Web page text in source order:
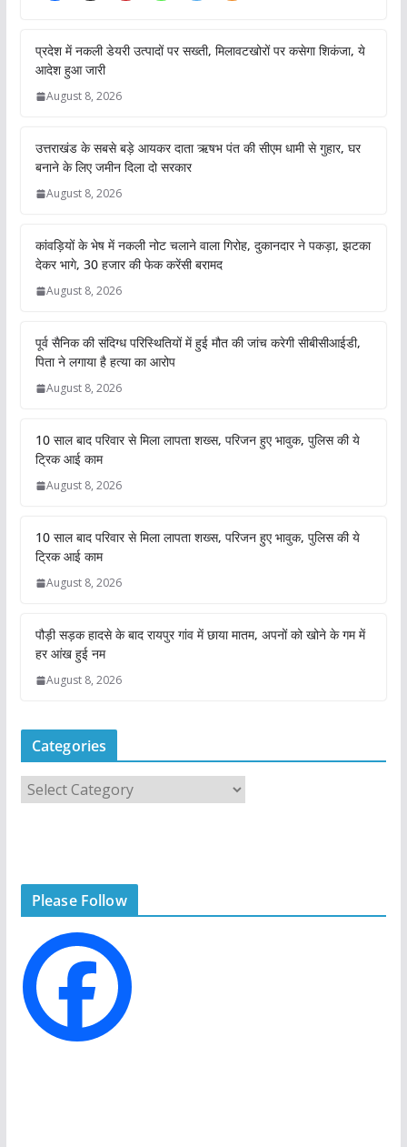
प्रदेश में नकली डेयरी उत्पादों पर सख्ती, मिलावटखोरों पर कसेगा शिकंजा, ये
आदेश हुआ जारी
August 8, 2026
उत्तराखंड के सबसे बड़े आयकर दाता ऋषभ पंत की सीएम धामी से गुहार, घर
बनाने के लिए जमीन दिला दो सरकार
August 8, 2026
कांवड़ियों के भेष में नकली नोट चलाने वाला गिरोह, दुकानदार ने पकड़ा, झटका
देकर भागे, 30 हजार की फेक करेंसी बरामद
August 8, 2026
पूर्व सैनिक की संदिग्ध परिस्थितियों में हुई मौत की जांच करेगी सीबीसीआईडी,
पिता ने लगाया है हत्या का आरोप
August 8, 2026
10 साल बाद परिवार से मिला लापता शख्स, परिजन हुए भावुक, पुलिस की ये
ट्रिक आई काम
August 8, 2026
10 साल बाद परिवार से मिला लापता शख्स, परिजन हुए भावुक, पुलिस की ये
ट्रिक आई काम
August 8, 2026
पौड़ी सड़क हादसे के बाद रायपुर गांव में छाया मातम, अपनों को खोने के गम में
हर आंख हुई नम
August 8, 2026
Categories
e
s
Please Follow